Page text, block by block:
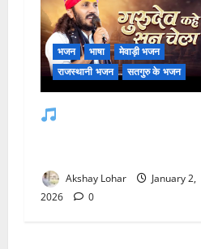
भजन भाषा
मेवाड़ी भजन
राजस्थानी भजन
सतगुरु के भजन
Akshay Lohar
January 2,
2026
0